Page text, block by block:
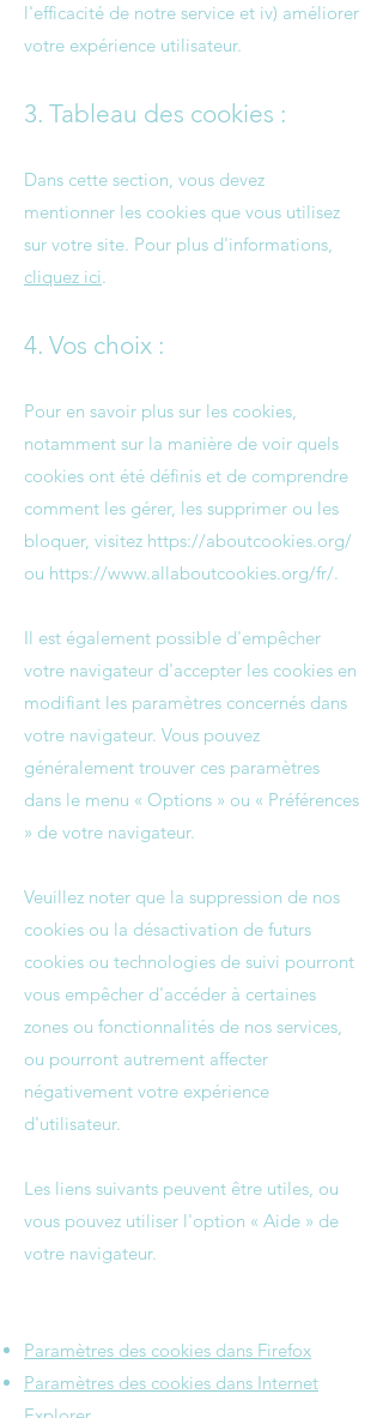
l'efficacité de notre service et iv) améliorer
votre expérience utilisateur.
3. Tableau des cookies :
Dans cette section, vous devez
mentionner les cookies que vous utilisez
sur votre site. Pour plus d'informations,
cliquez ici.
4. Vos choix :
Pour en savoir plus sur les cookies,
notamment sur la manière de voir quels
cookies ont été définis et de comprendre
comment les gérer, les supprimer ou les
bloquer, visitez https://aboutcookies.org/
ou https://www.allaboutcookies.org/fr/.
Il est également possible d'empêcher
votre navigateur d'accepter les cookies en
modifiant les paramètres concernés dans
votre navigateur. Vous pouvez
généralement trouver ces paramètres
dans le menu « Options » ou « Préférences
» de votre navigateur.
Veuillez noter que la suppression de nos
cookies ou la désactivation de futurs
cookies ou technologies de suivi pourront
vous empêcher d'accéder à certaines
zones ou fonctionnalités de nos services,
ou pourront autrement affecter
négativement votre expérience
d'utilisateur.
Les liens suivants peuvent être utiles, ou
vous pouvez utiliser l'option « Aide » de
votre navigateur.
Paramètres des cookies dans Firefox
Paramètres des cookies dans Internet